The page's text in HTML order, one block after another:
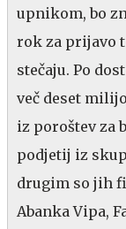
upnikom, bo
rok za prijavo
stečaju. Po
več deset
iz poroštev za
podjetij iz
drugim so jih
Abanka Vipa,